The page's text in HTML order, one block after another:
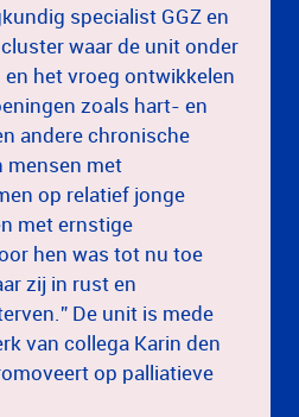
specialist GGZ en
waar de unit onder
het vroeg ontwikkelen
zoals hart- en
andere chronische
mensen met
op relatief jonge
met ernstige
hen was tot nu toe
zij in rust en
De unit is mede
van collega Karin den
op palliatieve